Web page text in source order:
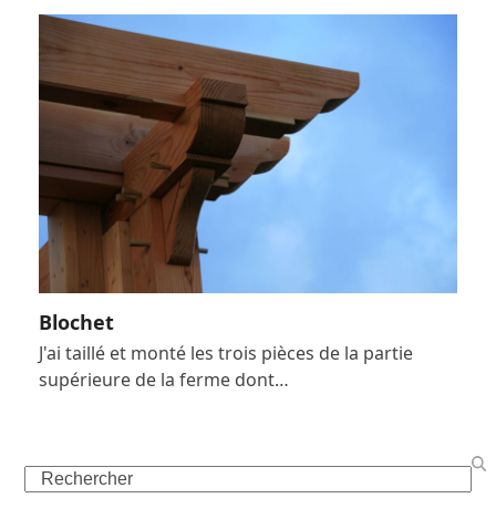
Blochet
J'ai taillé et monté les trois pièces de la partie
supérieure de la ferme dont…
Search